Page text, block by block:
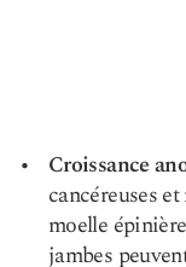
Croissance
cancéreuses
moelle
jambes